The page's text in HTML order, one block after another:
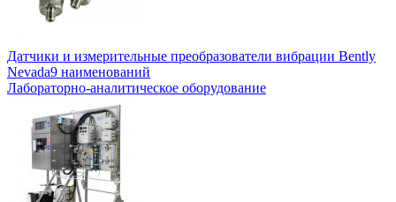
Датчики и измерительные преобразователи вибрации Bently
Nevada9 наименований
Лабораторно-аналитическое оборудование